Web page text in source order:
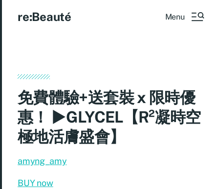
re:Beauté Menu
免費體驗+送套裝 x 限時優
惠！ ►GLYCEL【R²凝時空
極地活膚盛會】
amyng_amy
BUY now